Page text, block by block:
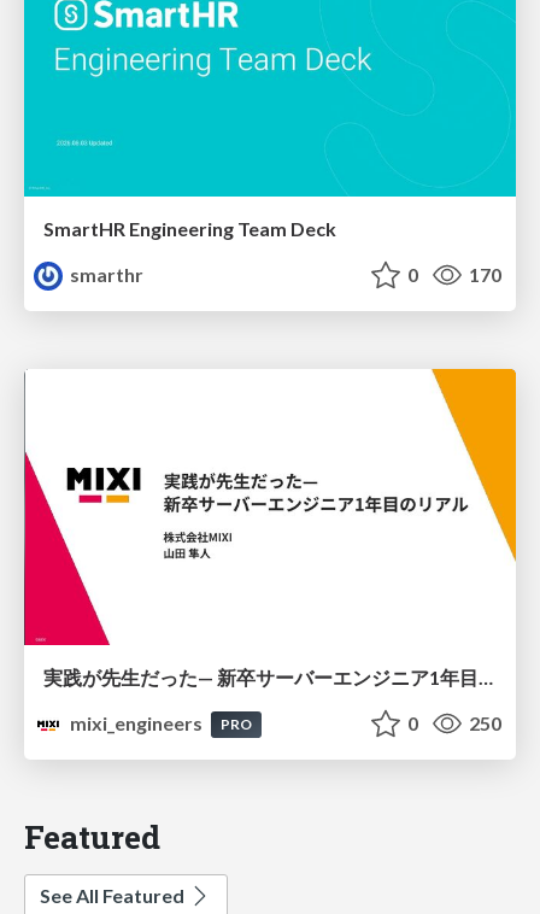
SmartHR Engineering Team Deck
smarthr
0 170
実践が先生だった— 新卒サーバーエンジニア1年目のリアル
mixi_engineers
PRO 0 250
Featured
See All Featured